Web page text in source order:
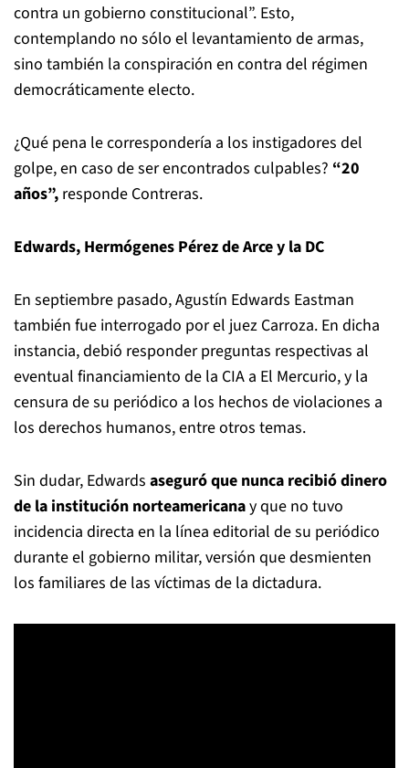
contra un gobierno constitucional”. Esto,
contemplando no sólo el levantamiento de armas,
sino también la conspiración en contra del régimen
democráticamente electo.
¿Qué pena le correspondería a los instigadores del
golpe, en caso de ser encontrados culpables? “20
años”, responde Contreras.
Edwards, Hermógenes Pérez de Arce y la DC
En septiembre pasado, Agustín Edwards Eastman
también fue interrogado por el juez Carroza. En dicha
instancia, debió responder preguntas respectivas al
eventual financiamiento de la CIA a El Mercurio, y la
censura de su periódico a los hechos de violaciones a
los derechos humanos, entre otros temas.
Sin dudar, Edwards aseguró que nunca recibió dinero
de la institución norteamericanay que no tuvo
incidencia directa en la línea editorial de su periódico
durante el gobierno militar, versión que desmienten
los familiares de las víctimas de la dictadura.